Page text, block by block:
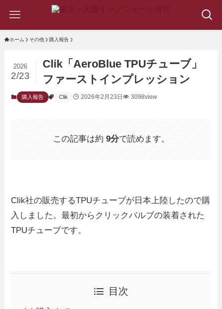
ホーム その他 購入報告
Clik「AeroBlue TPUチューブ」
ファーストインプレッション
2026
2/23
購入報告 Clik 2026年2月23日 3098view
この記事は約 9分で読めます。
Clik社の販売するTPUチューブが日本上陸したので購
入しました。最初からクリックバルブの装着された
TPUチューブです。
目次